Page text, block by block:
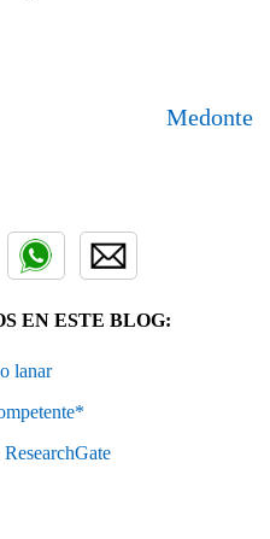
Medonte
EN ESTE BLOG:
lanar